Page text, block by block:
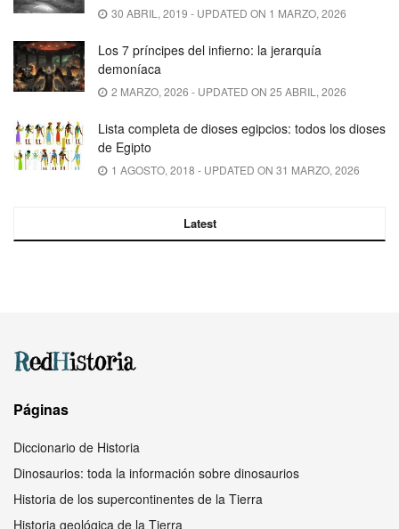
30 ABRIL, 2019 - UPDATED ON 1 MARZO, 2026
Los 7 príncipes del infierno: la jerarquía
demoníaca
2 MARZO, 2026 - UPDATED ON 25 ABRIL, 2026
Lista completa de dioses egipcios: todos los dioses
de Egipto
1 AGOSTO, 2018 - UPDATED ON 31 MARZO, 2026
Latest
Páginas
Diccionario de Historia
Dinosaurios: toda la información sobre dinosaurios
Historia de los supercontinentes de la Tierra
Historia geológica de la Tierra